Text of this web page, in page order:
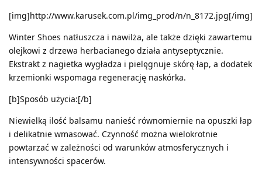
[img]http://www.karusek.com.pl/img_prod/n/n_8172.jpg[/img]
Winter Shoes natłuszcza i nawilża, ale także dzięki zawartemu
olejkowi z drzewa herbacianego działa antyseptycznie.
Ekstrakt z nagietka wygładza i pielęgnuje skórę łap, a dodatek
krzemionki wspomaga regenerację naskórka.
[b]Sposób użycia:[/b]
Niewielką ilość balsamu nanieść równomiernie na opuszki łap
i delikatnie wmasować. Czynność można wielokrotnie
powtarzać w zależności od warunków atmosferycznych i
intensywności spacerów.